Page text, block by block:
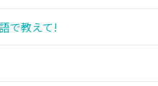
で教えて!